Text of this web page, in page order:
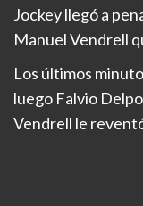
Jockey llegó a
Manuel Vendrell
Los últimos
luego Falvio
Vendrell le